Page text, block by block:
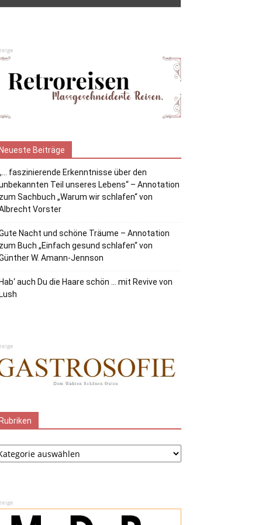
Neueste Beiträge
faszinierende Erkenntnisse über den
Teil unseres Lebens“ – Annotation
zum Sachbuch „Warum wir schlafen“ von
Vorster
Nacht und schöne Träume – Annotation
zum Buch „Einfach gesund schlafen“ von
W. Amann-Jennson
Hab‘ auch Du die Haare schön … mit Revive von
Lush
Rubriken